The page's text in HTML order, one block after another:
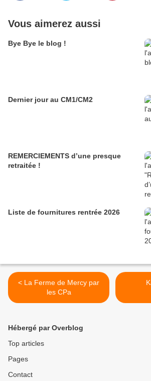
Vous aimerez aussi
Bye Bye le blog !
Dernier jour au CM1/CM2
REMERCIEMENTS d’une presque
retraitée !
Liste de fournitures rentrée 2026
< La Ferme de Mercy par
les CPa
Hébergé par Overblog
Top articles
Pages
Contact